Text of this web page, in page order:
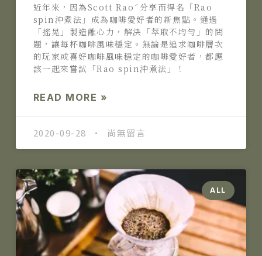
近年來，因為Scott Raoˊ分享而得名「Rao
spin沖煮法」成為咖啡愛好者的新焦點。通過
「搖晃」製造離心力，解決「萃取不均勻」的問
題，讓每杯咖啡風味穩定。無論是追求咖啡層次
的玩家或喜好咖啡風味穩定的咖啡愛好者，都應
該一起來嘗試「Rao spin沖煮法」！
READ MORE »
2020-09-28 尚無留言
ALL